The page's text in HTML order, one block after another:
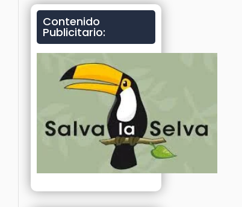
Contenido
Publicitario: